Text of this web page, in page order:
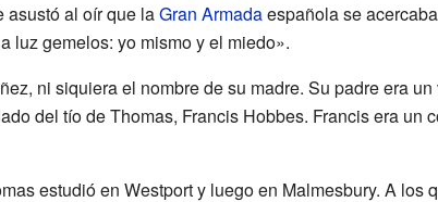
asustó al oír que laGran Armadaespañola se
luz gemelos: yo mismo y el miedo».
ni siquiera el nombre de su madre. Su padre era
del tío de Thomas, Francis Hobbes. Francis era un
estudió en Westport y luego en Malmesbury. A los